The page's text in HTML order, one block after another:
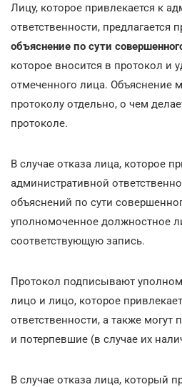
Лицу, которое привлекается к
ответственности, предлагается
объяснение по сути
которое вносится в протокол и
отмеченного лица. Объяснение
протоколу отдельно, о чем
протоколе.
В случае отказа лица, которое
административной
объяснений по сути
уполномоченное должностное
соответствующую запись.
Протокол подписывают
лицо и лицо, которое
ответственности, а также могут
и потерпевшие (в случае их
В случае отказа лица, который